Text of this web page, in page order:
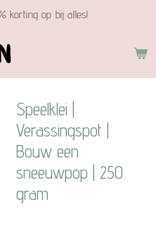
korting op bij alles!
Speelklei |
Verassingspot |
Bouw een
sneeuwpop | 250
gram